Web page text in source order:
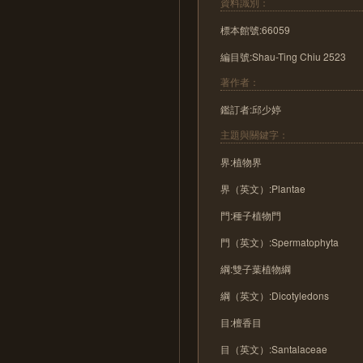
標本館號:66059
編目號:Shau-Ting Chiu 2523
著作者：
鑑訂者:邱少婷
主題與關鍵字：
界:植物界
界（英文）:Plantae
門:種子植物門
門（英文）:Spermatophyta
綱:雙子葉植物綱
綱（英文）:Dicotyledons
目:檀香目
目（英文）:Santalaceae